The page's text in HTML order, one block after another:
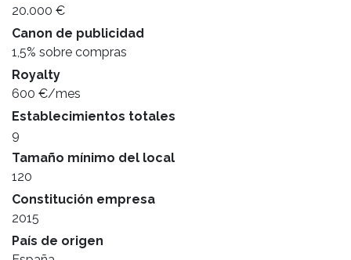
20.000 €
Canon de publicidad
1,5% sobre compras
Royalty
600 €/mes
Establecimientos totales
9
Tamaño mínimo del local
120
Constitución empresa
2015
País de origen